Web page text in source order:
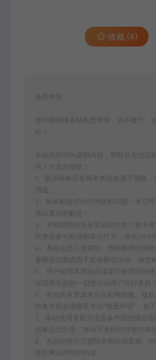
收藏 (4)
免责申明
请仔细阅读本站免责申明，如不遵守，
本站内容均为虚拟内容，赞助后无法召
间！介意勿赞助！
1、爱游网单所有网单资源来源于网络
2、如本帖侵犯到任何版权问题，请立
致以最深的歉意！
3、本站提供的所有资源仅供学习参考
站资源参与商业和非法行为，请在24小
4、本站会员只是赞助，赞助费用仅维
要商业运营或用于其他商业活动，请您
5、用户使用本网站必须遵守使用的法
6、本站所有资源来自互联网转载，版
的条件是必须接受本站“免责申明”，如
7、本站使用者因为违反本声明的规定
后果自己负责，本站不承担任何责任本
8、凡以任何方式登陆本网站或直接、
受本网站声明的约束。